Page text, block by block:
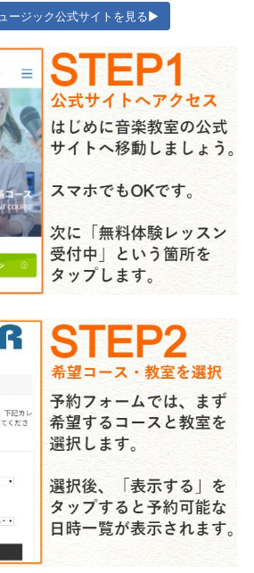
ージック公式サイトを見る▶